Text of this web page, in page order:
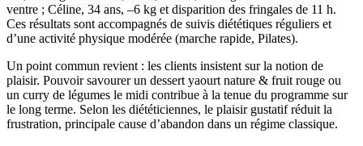
ventre ; Céline, 34 ans, –6 kg et disparition des fringales de 11 h.
Ces résultats sont accompagnés de suivis diététiques réguliers et
d’une activité physique modérée (marche rapide, Pilates).
Un point commun revient : les clients insistent sur la notion de
plaisir. Pouvoir savourer un dessert yaourt nature & fruit rouge ou
un curry de légumes le midi contribue à la tenue du programme sur
le long terme. Selon les diététiciennes, le plaisir gustatif réduit la
frustration, principale cause d’abandon dans un régime classique.